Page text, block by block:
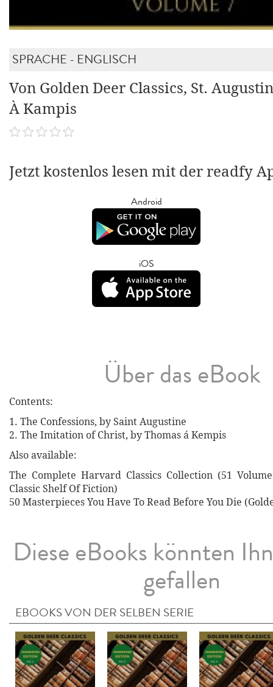
SPRACHE - ENGLISCH
Von Golden Deer Classics, St.
À Kampis
Jetzt kostenlos lesen mit der readfy
Android
iOS
Über das eBook
Contents:
1. The Confessions, by Saint Augustine
2. The Imitation of Christ, by Thomas á Kempis
Also available:
The Complete Harvard Classics Collection (51
Classic Shelf Of Fiction)
50 Masterpieces You Have To Read Before You Die
Diese eBooks könnten
gefallen
EBOOKS VON DER SELBEN SERIE